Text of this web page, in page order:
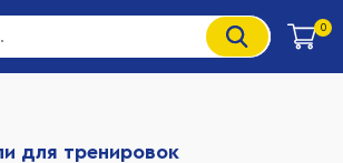
0
для тренировок